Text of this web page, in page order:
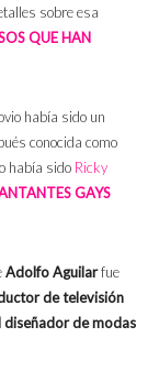
sobre esa
QUE HAN
había sido un
conocida como
había sido Ricky
GAYS
Adolfo Aguilarfue
de televisión
diseñador de modas